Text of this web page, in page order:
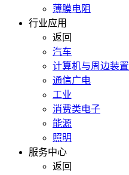
薄膜电阻
行业应用
返回
汽车
计算机与周边装置
通信广电
工业
消费类电子
能源
照明
服务中心
返回